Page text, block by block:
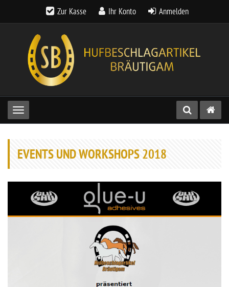
Zur Kasse Ihr Konto Anmelden
Toggle navigation
EVENTS UND WORKSHOPS 2018